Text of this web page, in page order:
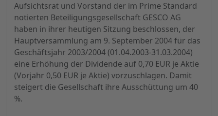
Aufsichtsrat und Vorstand der im Prime Standard
notierten Beteiligungsgesellschaft GESCO AG
haben in ihrer heutigen Sitzung beschlossen, der
Hauptversammlung am 9. September 2004 für das
Geschäftsjahr 2003/2004 (01.04.2003-31.03.2004)
eine Erhöhung der Dividende auf 0,70 EUR je Aktie
(Vorjahr 0,50 EUR je Aktie) vorzuschlagen. Damit
steigert die Gesellschaft ihre Ausschüttung um 40
%.